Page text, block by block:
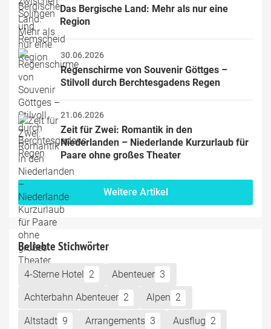
Das Bergische Land: Mehr als nur eine
Region
30.06.2026
Regenschirme von Souvenir Göttges –
Stilvoll durch Berchtesgadens Regen
21.06.2026
Zeit für Zwei: Romantik in den
Niederlanden – Niederlande Kurzurlaub für
Paare ohne großes Theater
Weitere Artikel
Beliebte Stichwörter
4-Sterne Hotel 2 Abenteuer 3
Achterbahn Abenteuer 2 Alpen 2
Altstadt 9 Arrangements 3 Ausflug 2